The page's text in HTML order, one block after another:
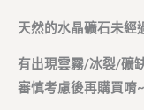
天然的水晶礦石未經
有出現雲霧/冰裂/礦
審慎考慮後再購買唷